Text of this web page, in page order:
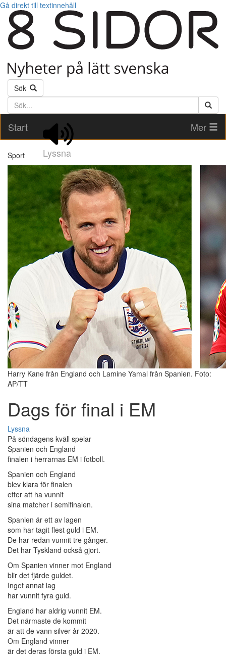
Gå direkt till textinnehåll
Sök
Söktext
Start
Lyssna
Mer
Sport
Harry Kane från England och Lamine Yamal från Spanien. Foto:
AP/TT
Dags för final i EM
Lyssna
På söndagens kväll spelar
Spanien och England
finalen i herrarnas EM i fotboll.
Spanien och England
blev klara för finalen
efter att ha vunnit
sina matcher i semifinalen.
Spanien är ett av lagen
som har tagit flest guld i EM.
De har redan vunnit tre gånger.
Det har Tyskland också gjort.
Om Spanien vinner mot England
blir det fjärde guldet.
Inget annat lag
har vunnit fyra guld.
England har aldrig vunnit EM.
Det närmaste de kommit
är att de vann silver år 2020.
Om England vinner
är det deras första guld i EM.